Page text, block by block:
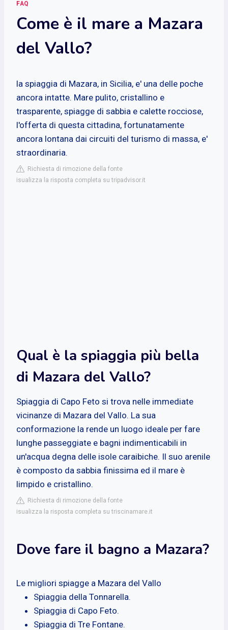
FAQ
Come è il mare a Mazara
del Vallo?
la spiaggia di Mazara, in Sicilia, e' una delle poche
ancora intatte. Mare pulito, cristallino e
trasparente, spiagge di sabbia e calette rocciose,
l'offerta di questa cittadina, fortunatamente
ancora lontana dai circuiti del turismo di massa, e'
straordinaria.
Richiesta di rimozione della fonte
isualizza la risposta completa su tripadvisor.it
Qual è la spiaggia più bella
di Mazara del Vallo?
Spiaggia di Capo Feto si trova nelle immediate
vicinanze di Mazara del Vallo. La sua
conformazione la rende un luogo ideale per fare
lunghe passeggiate e bagni indimenticabili in
un'acqua degna delle isole caraibiche. Il suo arenile
è composto da sabbia finissima ed il mare è
limpido e cristallino.
Richiesta di rimozione della fonte
isualizza la risposta completa su triscinamare.it
Dove fare il bagno a Mazara?
Le migliori spiagge a Mazara del Vallo
Spiaggia della Tonnarella.
Spiaggia di Capo Feto.
Spiaggia di Tre Fontane.